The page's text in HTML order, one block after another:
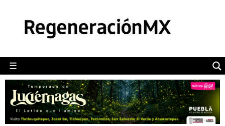
☰
POLÍTICA
CAMALEÓN
OPINIÓN
DEPORTES